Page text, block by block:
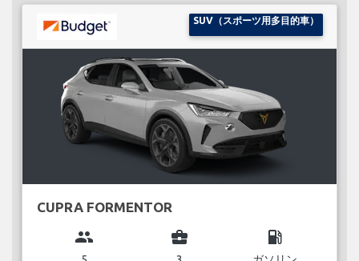
SUV（スポーツ用多目的車）
CUPRA FORMENTOR
group business_center local_gas_station